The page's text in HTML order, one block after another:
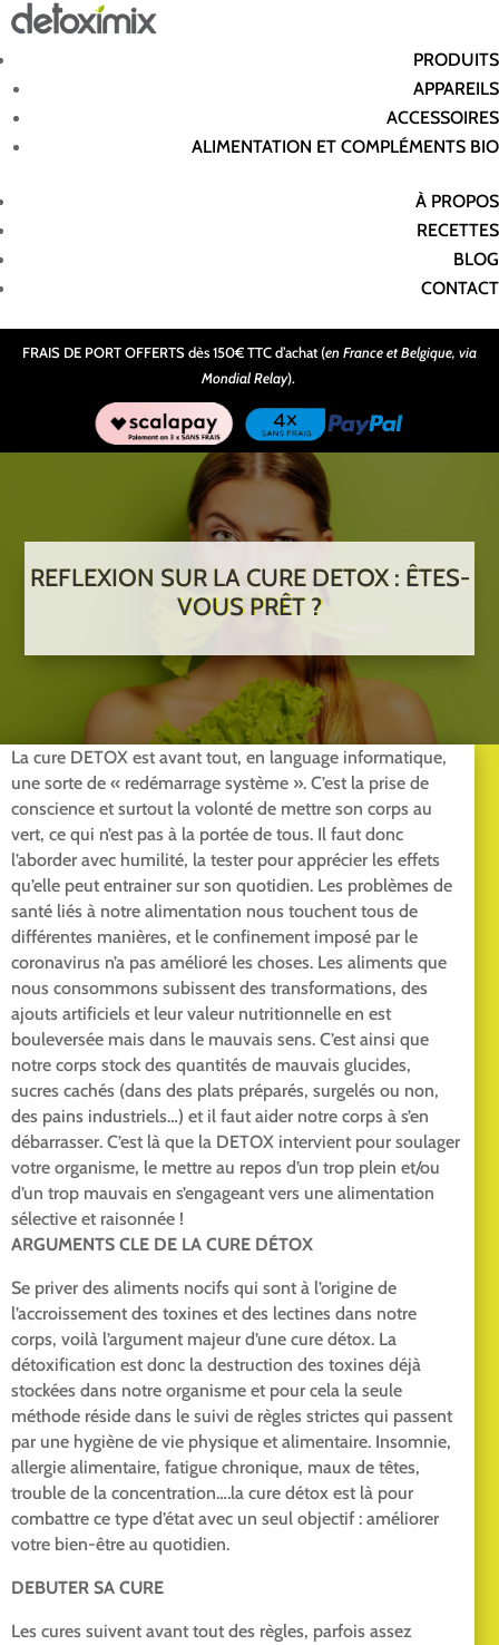
PRODUITS
APPAREILS
ACCESSOIRES
ALIMENTATION ET COMPLÉMENTS BIO
À PROPOS
RECETTES
BLOG
CONTACT
FRAIS DE PORT OFFERTS dès 150€ TTC d’achat (en France et Belgique, via
Mondial Relay).
REFLEXION SUR LA CURE DETOX : ÊTES-
VOUS PRÊT ?
La cure DETOX est avant tout, en language informatique,
une sorte de « redémarrage système ». C’est la prise de
conscience et surtout la volonté de mettre son corps au
vert, ce qui n’est pas à la portée de tous. Il faut donc
l’aborder avec humilité, la tester pour apprécier les effets
qu’elle peut entrainer sur son quotidien. Les problèmes de
santé liés à notre alimentation nous touchent tous de
différentes manières, et le confinement imposé par le
coronavirus n’a pas amélioré les choses. Les aliments que
nous consommons subissent des transformations, des
ajouts artificiels et leur valeur nutritionnelle en est
bouleversée mais dans le mauvais sens. C’est ainsi que
notre corps stock des quantités de mauvais glucides,
sucres cachés (dans des plats préparés, surgelés ou non,
des pains industriels…) et il faut aider notre corps à s’en
débarrasser. C’est là que la DETOX intervient pour soulager
votre organisme, le mettre au repos d’un trop plein et/ou
d’un trop mauvais en s’engageant vers une alimentation
sélective et raisonnée !
ARGUMENTS CLE DE LA CURE DÉTOX
Se priver des aliments nocifs qui sont à l’origine de
l’accroissement des toxines et des lectines dans notre
corps, voilà l’argument majeur d’une cure détox. La
détoxification est donc la destruction des toxines déjà
stockées dans notre organisme et pour cela la seule
méthode réside dans le suivi de règles strictes qui passent
par une hygiène de vie physique et alimentaire. Insomnie,
allergie alimentaire, fatigue chronique, maux de têtes,
trouble de la concentration….la cure détox est là pour
combattre ce type d’état avec un seul objectif : améliorer
votre bien-être au quotidien.
DEBUTER SA CURE
Les cures suivent avant tout des règles, parfois assez